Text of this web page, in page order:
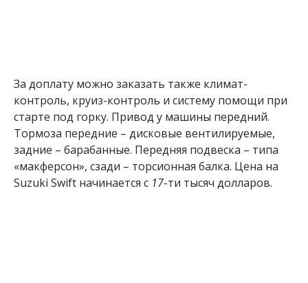
За доплату можно заказать также климат-
контроль, круиз-контроль и систему помощи при
старте под горку. Привод у машины передний.
Тормоза передние – дисковые вентилируемые,
задние – барабанные. Передняя подвеска – типа
«макферсон», сзади – торсионная балка. Цена на
Suzuki Swift начинается с 17-ти тысяч долларов.